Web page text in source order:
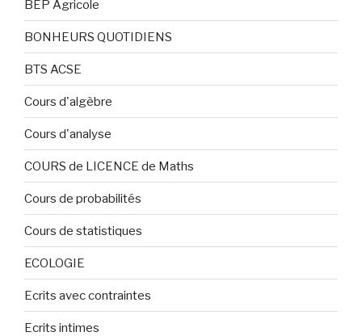
BEP Agricole
BONHEURS QUOTIDIENS
BTS ACSE
Cours d'algèbre
Cours d'analyse
COURS de LICENCE de Maths
Cours de probabilités
Cours de statistiques
ECOLOGIE
Ecrits avec contraintes
Ecrits intimes